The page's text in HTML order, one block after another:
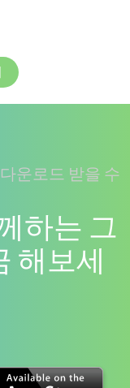
운로드 받을 수
하는 그
해보세